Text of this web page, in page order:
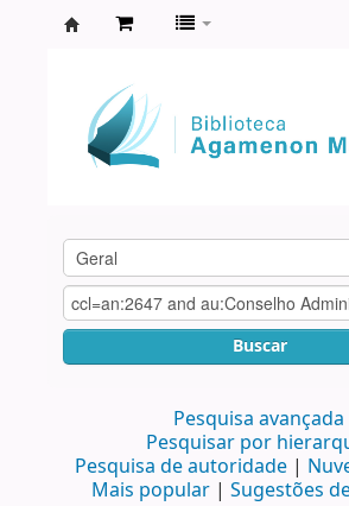
Agamenon
Magalhães
Buscar
Pesquisa avançada
Pesquisar por
Pesquisa de autoridade
Mais popular
Sugestões